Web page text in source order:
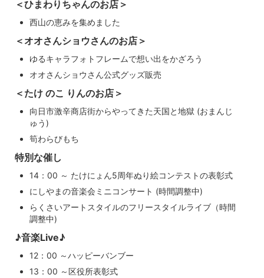
＜ひまわりちゃんのお店＞
西山の恵みを集めました
＜オオさんショウさんのお店＞
ゆるキャラフォトフレームで想い出をかざろう
オオさんショウさん公式グッズ販売
＜たけ のこ りんのお店＞
向日市激辛商店街からやってきた天国と地獄 (おまんじ
ゅう)
筍わらびもち
特別な催し
14：00 ～ たけにょん5周年ぬり絵コンテストの表彰式
にしやまの音楽会ミニコンサート (時間調整中)
らくさいアートスタイルのフリースタイルライブ（時間
調整中)
♪音楽Live♪
12：00 ～ハッピーバンブー
13：00 ～区役所表彰式